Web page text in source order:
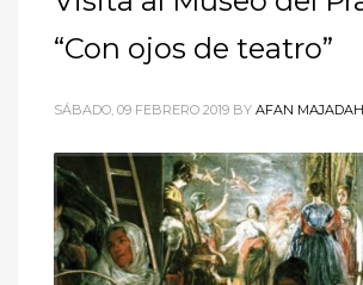
“Con ojos de teatro”
SÁBADO, 09 FEBRERO 2019 BY AFAN